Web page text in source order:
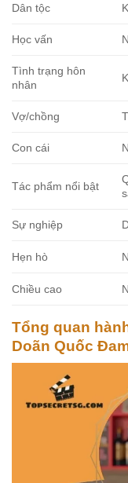
Dân tộc
Học vấn
Tình trạng hôn
nhân
Vợ/chồng
Con cái
Tác phẩm nổi bật
Sự nghiệp
Hẹn hò
Chiều cao
Tổng quan
Doãn Quốc